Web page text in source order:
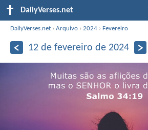
DailyVerses.net
DailyVerses.net ›Arquivo ›2024 ›Fevereiro
12 de fevereiro de 2024